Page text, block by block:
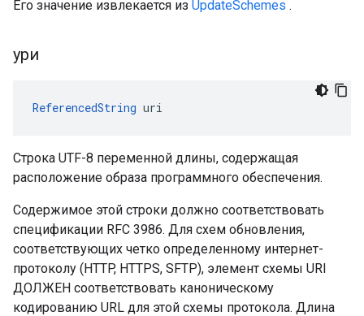
Его значение извлекается из UpdateSchemes .
ури
ReferencedString uri
Строка UTF-8 переменной длины, содержащая
расположение образа программного обеспечения.
Содержимое этой строки должно соответствовать
спецификации RFC 3986. Для схем обновления,
соответствующих четко определенному интернет-
протоколу (HTTP, HTTPS, SFTP), элемент схемы URI
ДОЛЖЕН соответствовать каноническому
кодированию URL для этой схемы протокола. Длина